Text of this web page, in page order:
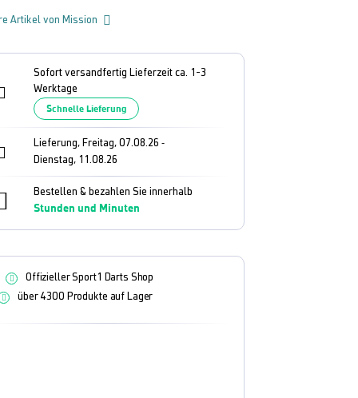
Artikel von Mission
Sofort versandfertig Lieferzeit ca. 1-3
Werktage
Schnelle Lieferung
Lieferung, Freitag, 07.08.26 -
Dienstag, 11.08.26
Bestellen & bezahlen Sie innerhalb
Stunden und Minuten
Offizieller Sport1 Darts Shop
über 4300 Produkte auf Lager